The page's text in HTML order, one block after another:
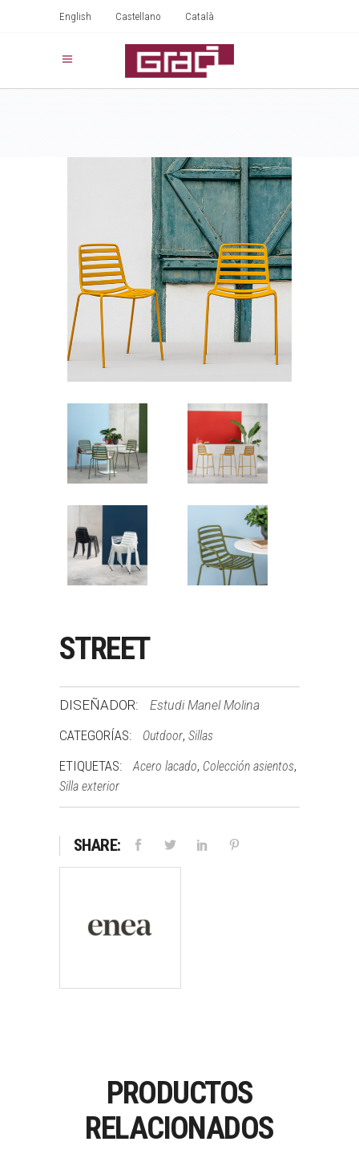
English Castellano Català
STREET
DISEÑADOR: Estudi Manel Molina
CATEGORÍAS: Outdoor, Sillas
ETIQUETAS: Acero lacado, Colección asientos,
Silla exterior
SHARE:
PRODUCTOS
RELACIONADOS